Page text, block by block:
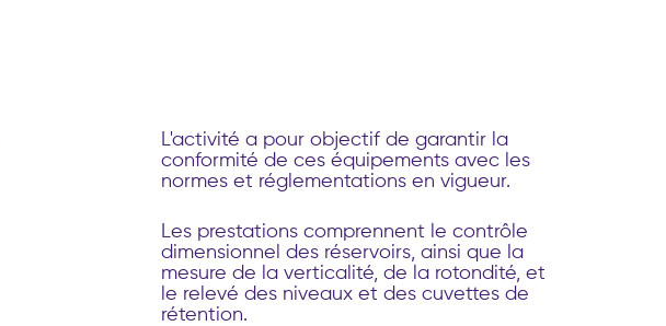
L'activité a pour objectif de garantir la
conformité de ces équipements avec les
normes et réglementations en vigueur.
Les prestations comprennent le contrôle
dimensionnel des réservoirs, ainsi que la
mesure de la verticalité, de la rotondité, et
le relevé des niveaux et des cuvettes de
rétention.